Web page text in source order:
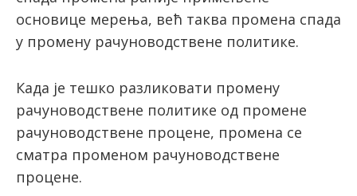
основице мерења, већ таква промена спада
у промену рачуноводствене политике.
Када је тешко разликовати промену
рачуноводствене политике од промене
рачуноводствене процене, промена се
сматра променом рачуноводствене
процене.